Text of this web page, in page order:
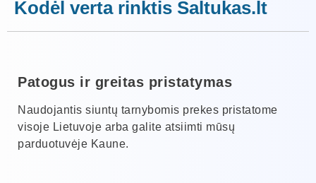
Kodėl verta rinktis Šaltukas.lt
Patogus ir greitas pristatymas
Naudojantis siuntų tarnybomis prekes pristatome
visoje Lietuvoje arba galite atsiimti mūsų
parduotuvėje Kaune.